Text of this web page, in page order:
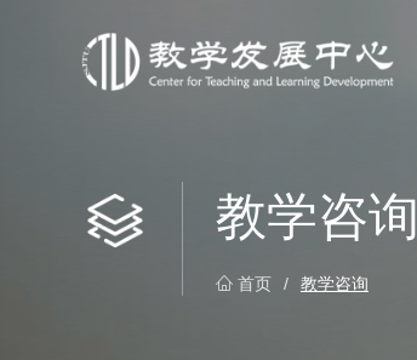
教学咨询
首页 / 教学咨询